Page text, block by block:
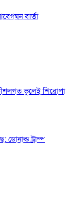
বার্তা
ভুলেই শিরোপা
ডোনাল্ড ট্রাম্প